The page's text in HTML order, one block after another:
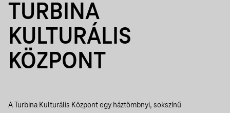
TURBINA
KULTURÁLIS
KÖZPONT
A Turbina Kulturális Központ egy háztömbnyi, sokszínű